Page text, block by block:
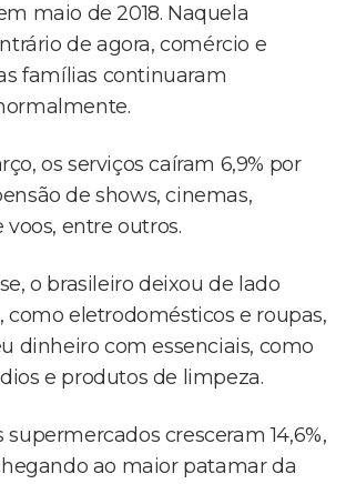
maio de 2018. Naquela
de agora, comércio e
famílias continuaram
os serviços caíram 6,9% por
de shows, cinemas,
voos, entre outros.
o brasileiro deixou de lado
como eletrodomésticos e roupas,
dinheiro com essenciais, como
e produtos de limpeza.
supermercados cresceram 14,6%,
ao maior patamar da